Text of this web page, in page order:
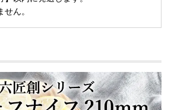
ん。